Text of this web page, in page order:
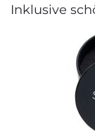
Inklusive